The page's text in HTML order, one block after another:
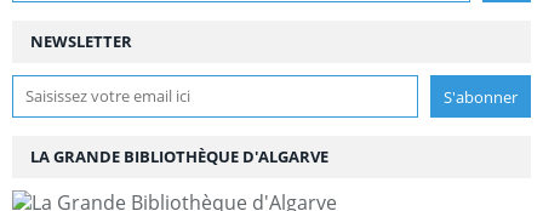
NEWSLETTER
LA GRANDE BIBLIOTHÈQUE D'ALGARVE